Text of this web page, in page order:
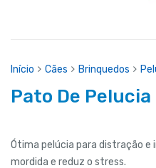
Início Cães Brinquedos
Pato De Pelucia
Ótima pelúcia para distração
mordida e reduz o stress.